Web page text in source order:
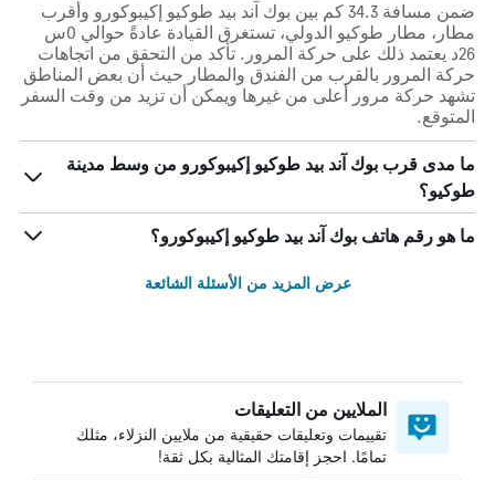
ضمن مسافة 34.3 كم بين بوك آند بيد طوكيو إكيبوكورو وأقرب
مطار، مطار طوكيو الدولي، تستغرق القيادة عادةً حوالي 0س
26د يعتمد ذلك على حركة المرور. تأكد من التحقق من اتجاهات
حركة المرور بالقرب من الفندق والمطار حيث أن بعض المناطق
تشهد حركة مرور أعلى من غيرها ويمكن أن تزيد من وقت السفر
المتوقع.
ما مدى قرب بوك آند بيد طوكيو إكيبوكورو من وسط مدينة
طوكيو؟
ما هو رقم هاتف بوك آند بيد طوكيو إكيبوكورو؟
عرض المزيد من الأسئلة الشائعة
الملايين من التعليقات
تقييمات وتعليقات حقيقية من ملايين النزلاء، مثلك
تمامًا. احجز إقامتك المثالية بكل ثقة!